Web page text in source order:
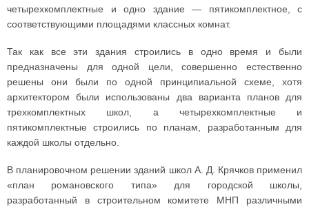
четырехкомплектные и одно здание — пятикомплектное, с
соответствующими площадями классных комнат.
Так как все эти здания строились в одно время и были
предназначены для одной цели, совершенно естественно
решены они были по одной принципиальной схеме, хотя
архитектором были использованы два варианта планов для
трехкомплектных школ, а четырехкомплектные и
пятикомплектные строились по планам, разработанным для
каждой школы отдельно.
В планировочном решении зданий школ А. Д. Крячков применил
«план романовского типа» для городской школы,
разработанный в строительном комитете МНП различными